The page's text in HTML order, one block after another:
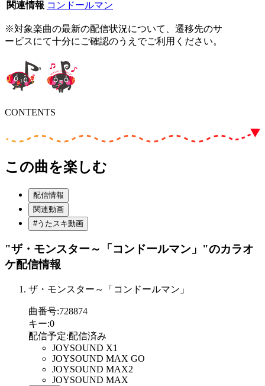
関連情報 コンドールマン
※対象楽曲の最新の配信状況について、遷移先のサ
ービスにて十分にご確認のうえでご利用ください。
CONTENTS
この曲を楽しむ
配信情報
関連動画
#うたスキ動画
"ザ・モンスター～「コンドールマン」"のカラオ
ケ配信情報
ザ・モンスター～「コンドールマン」
曲番号:728874
キー:0
配信予定:配信済み
JOYSOUND X1
JOYSOUND MAX GO
JOYSOUND MAX2
JOYSOUND MAX